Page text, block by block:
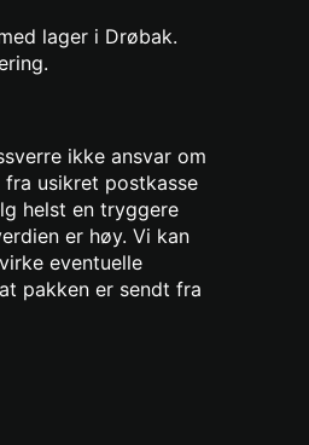
lager i Drøbak.
ikke ansvar om
usikret postkasse
helst en tryggere
er høy. Vi kan
eventuelle
pakken er sendt fra